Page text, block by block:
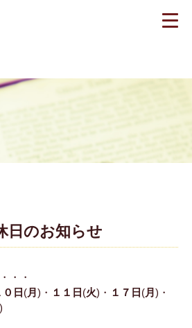
日のお知らせ
・・
０日 (月 )・ １１日 (火)・ １７日 (月 )・
)